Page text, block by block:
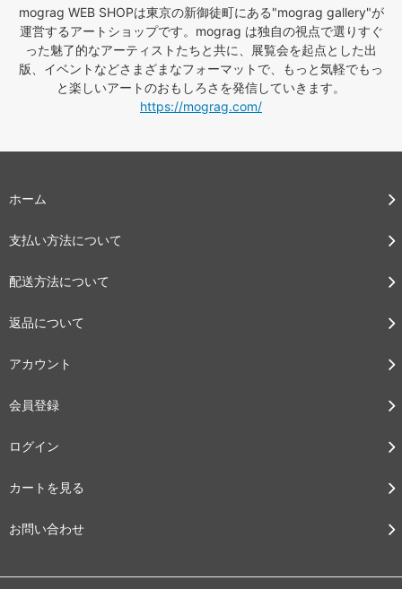
mograg WEB SHOPは東京の新御徒町にある"mograg gallery"が
運営するアートショップです。mograg は独自の視点で選りすぐ
った魅了的なアーティストたちと共に、展覧会を起点とした出
版、イベントなどさまざまなフォーマットで、もっと気軽でもっ
と楽しいアートのおもしろさを発信していきます。
https://mograg.com/
ホーム
支払い方法について
配送方法について
返品について
アカウント
会員登録
ログイン
カートを見る
お問い合わせ